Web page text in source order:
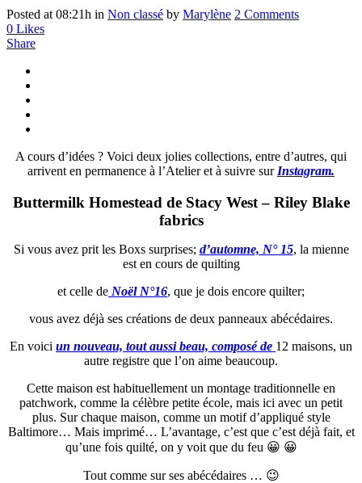
Posted at 08:21h in Non classé by Marylène 2 Comments
0 Likes
Share
A cours d’idées ? Voici deux jolies collections, entre d’autres, qui
arrivent en permanence à l’Atelier et à suivre sur Instagram.
Buttermilk Homestead de Stacy West – Riley Blake
fabrics
Si vous avez prit les Boxs surprises; d’automne, N° 15, la mienne
est en cours de quilting
et celle de Noël N°16, que je dois encore quilter;
vous avez déjà ses créations de deux panneaux abécédaires.
En voici un nouveau, tout aussi beau, composé de 12 maisons, un
autre registre que l’on aime beaucoup.
Cette maison est habituellement un montage traditionnelle en
patchwork, comme la célèbre petite école, mais ici avec un petit
plus. Sur chaque maison, comme un motif d’appliqué style
Baltimore… Mais imprimé… L’avantage, c’est que c’est déjà fait, et
qu’une fois quilté, on y voit que du feu 😀 😀
Tout comme sur ses abécédaires … 😉